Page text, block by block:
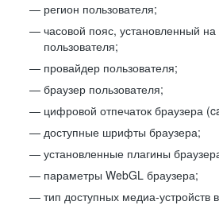
регион пользователя;
часовой пояс, установленный на
пользователя;
провайдер пользователя;
браузер пользователя;
цифровой отпечаток браузера
доступные шрифты браузера;
установленные плагины
параметры WebGL браузера;
тип доступных медиа-устройств